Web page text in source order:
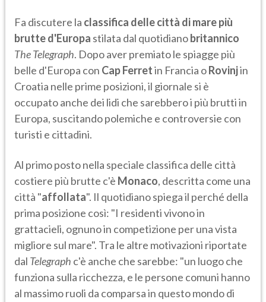
Fa discutere la classifica delle città di mare più
brutte d'Europa stilata dal quotidianobritannico
The Telegraph. Dopo aver premiato le spiagge più
belle d'Europa con Cap Ferretin Francia oRovinjin
Croatia nelle prime posizioni, il giornale si è
occupato anche dei lidi che sarebbero i più brutti in
Europa, suscitando polemiche e controversie con
turisti e cittadini.
Al primo posto nella speciale classifica delle città
costiere più brutte c'è Monaco, descritta come una
città "affollata". Il quotidiano spiega il perché della
prima posizione così: "I residenti vivono in
grattacieli, ognuno in competizione per una vista
migliore sul mare". Tra le altre motivazioni riportate
dal Telegraph c'è anche che sarebbe: "un luogo che
funziona sulla ricchezza, e le persone comuni hanno
al massimo ruoli da comparsa in questo mondo di